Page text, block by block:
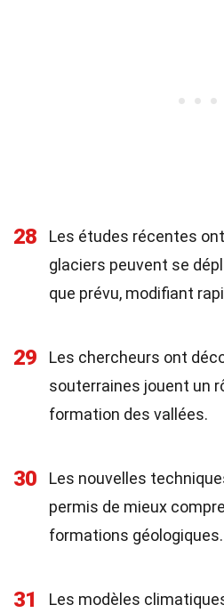
28
Les études récentes
glaciers peuvent se
que prévu, modifiant
29
Les chercheurs ont
souterraines jouent un
formation des vallées.
30
Les nouvelles
permis de mieux
formations géologiques.
31
Les modèles